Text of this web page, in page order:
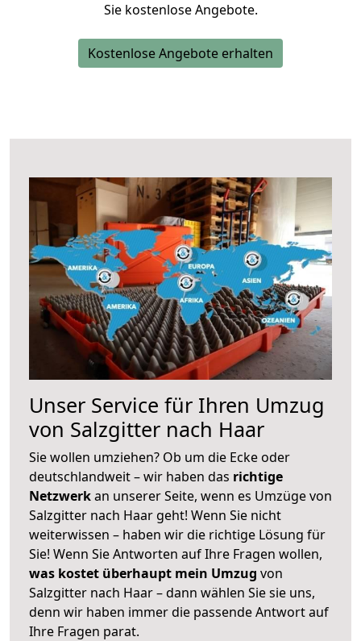
Sie kostenlose Angebote.
Kostenlose Angebote erhalten
Unser Service für Ihren Umzug
von Salzgitter nach Haar
Sie wollen umziehen? Ob um die Ecke oder
deutschlandweit – wir haben das richtige
Netzwerkan unserer Seite, wenn es Umzüge von
Salzgitter nach Haar geht! Wenn Sie nicht
weiterwissen – haben wir die richtige Lösung für
Sie! Wenn Sie Antworten auf Ihre Fragen wollen,
was kostet überhaupt mein Umzug von
Salzgitter nach Haar – dann wählen Sie sie uns,
denn wir haben immer die passende Antwort auf
Ihre Fragen parat.